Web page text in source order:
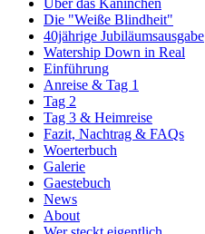
Die "Weiße Blindheit"
40jährige Jubiläumsausgabe
Watership Down in Real
Einführung
Anreise & Tag 1
Tag 2
Tag 3 & Heimreise
Fazit, Nachtrag & FAQs
Woerterbuch
Galerie
Gaestebuch
News
About